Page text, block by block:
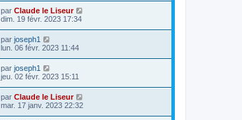
par Claude le Liseur
dim. 19 févr. 2023 17:34
par joseph1
lun. 06 févr. 2023 11:44
par joseph1
jeu. 02 févr. 2023 15:11
par Claude le Liseur
mar. 17 janv. 2023 22:32